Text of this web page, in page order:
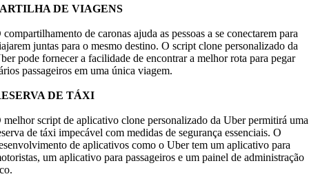
DE VIAGENS
compartilhamento de caronas ajuda as pessoas a se conectarem para
juntas para o mesmo destino. O script clone personalizado da
pode fornecer a facilidade de encontrar a melhor rota para pegar
passageiros em uma única viagem.
DE TÁXI
melhor script de aplicativo clone personalizado da Uber permitirá uma
de táxi impecável com medidas de segurança essenciais. O
de aplicativos como o Uber tem um aplicativo para
um aplicativo para passageiros e um painel de administração